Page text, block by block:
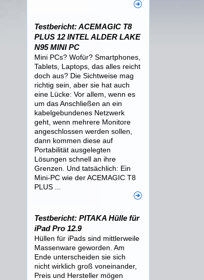
Testbericht: ACEMAGIC T8
PLUS 12 INTEL ALDER LAKE
N95 MINI PC
Mini PCs? Wofür? Smartphones,
Tablets, Laptops, das alles reicht
doch aus? Die Sichtweise mag
richtig sein, aber sie hat auch
eine Lücke: Vor allem, wenn es
um das Anschließen an ein
kabelgebundenes Netzwerk
geht, wenn mehrere Monitore
angeschlossen werden sollen,
dann kommen diese auf
Portabilität ausgelegten
Lösungen schnell an ihre
Grenzen. Und tatsächlich: Ein
Mini-PC wie der ACEMAGIC T8
PLUS ...
Testbericht: PITAKA Hülle für
iPad Pro 12.9
Hüllen für iPads sind mittlerweile
Massenware geworden. Am
Ende unterscheiden sie sich
nicht wirklich groß voneinander,
Preis und Hersteller mögen